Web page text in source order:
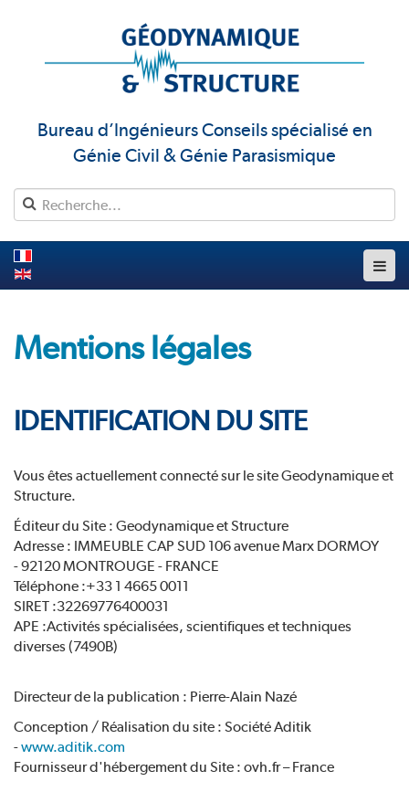
Bureau d’Ingénieurs Conseils spécialisé en
Génie Civil & Génie Parasismique
Mentions légales
IDENTIFICATION DU SITE
Vous êtes actuellement connecté sur le site Geodynamique et
Structure.
Éditeur du Site : Geodynamique et Structure
Adresse : IMMEUBLE CAP SUD 106 avenue Marx DORMOY
- 92120 MONTROUGE - FRANCE
Téléphone :+33 1 4665 0011
SIRET :32269776400031
APE :Activités spécialisées, scientifiques et techniques
diverses (7490B)
Directeur de la publication : Pierre-Alain Nazé
Conception / Réalisation du site : Société Aditik
-www.aditik.com
Fournisseur d'hébergement du Site : ovh.fr – France